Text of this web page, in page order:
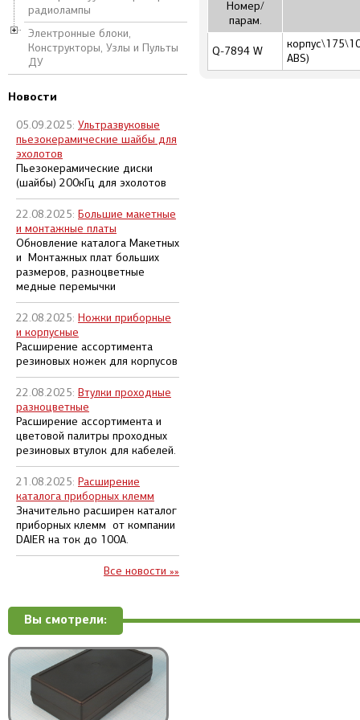
радиолампы
Электронные блоки,
Конструкторы, Узлы и Пульты
ДУ
Новости
05.09.2025: Ультразвуковые
пьезокерамические шайбы для
эхолотов
Пьезокерамические диски
(шайбы) 200кГц для эхолотов
22.08.2025: Большие макетные
и монтажные платы
Обновление каталога Макетных
и Монтажных плат больших
размеров, разноцветные
медные перемычки
22.08.2025: Ножки приборные
и корпусные
Расширение ассортимента
резиновых ножек для корпусов
22.08.2025: Втулки проходные
разноцветные
Расширение ассортимента и
цветовой палитры проходных
резиновых втулок для кабелей.
21.08.2025: Расширение
каталога приборных клемм
Значительно расширен каталог
приборных клемм от компании
DAIER на ток до 100А.
Все новости »»
Номер/
парам.
Q-7894 W
ABS)
Вы смотрели: